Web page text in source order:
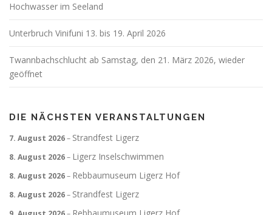
Hochwasser im Seeland
Unterbruch Vinifuni 13. bis 19. April 2026
Twannbachschlucht ab Samstag, den 21. März 2026, wieder
geöffnet
DIE NÄCHSTEN VERANSTALTUNGEN
7. August 2026– Strandfest Ligerz
8. August 2026– Ligerz Inselschwimmen
8. August 2026– Rebbaumuseum Ligerz Hof
8. August 2026– Strandfest Ligerz